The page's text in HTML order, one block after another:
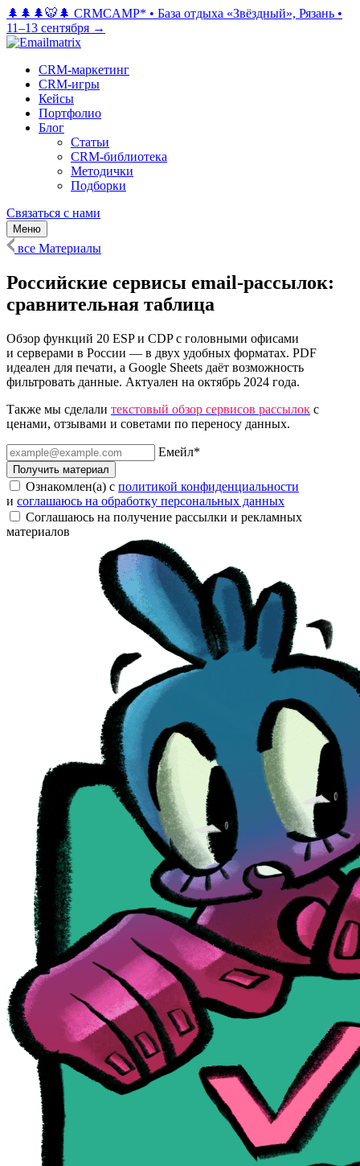
🌲🌲🌲🐯🌲 CRMCAMP* • База отдыха «Звёздный», Рязань •
11–13 сентября →
CRM-маркетинг
CRM-игры
Кейсы
Портфолио
Блог
Статьи
CRM-библиотека
Методички
Подборки
Связаться с нами
Меню
все Материалы
Российские сервисы email-рассылок:
сравнительная таблица
Обзор функций 20 ESP и CDP с головными офисами
и серверами в России — в двух удобных форматах. PDF
идеален для печати, а Google Sheets даёт возможность
фильтровать данные. Актуален на октябрь 2024 года.
Также мы сделали текстовый обзор сервисов рассылок с
ценами, отзывами и советами по переносу данных.
Емейл*
Получить материал
Ознакомлен(а) с политикой конфиденциальности
и соглашаюсь на обработку персональных данных
Соглашаюсь на получение рассылки и рекламных
материалов